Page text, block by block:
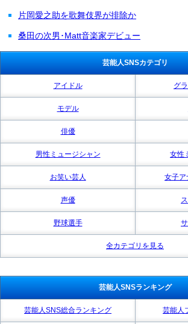
片岡愛之助を歌舞伎界が排除か
桑田の次男･Matt音楽家デビュー
芸能人SNSカテゴリ
アイドル グ
モデル
俳優
男性ミュージシャン 女性
お笑い芸人 女子ア
声優
野球選手
全カテゴリを見る
芸能人SNSランキング
芸能人SNS総合ランキング 芸能人